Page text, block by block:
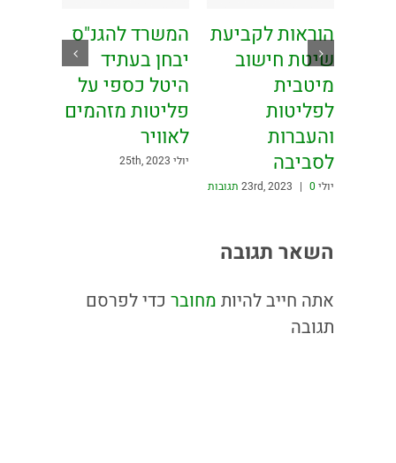
המשרד להגנ"ס
יבחן בעתיד
היטל כספי על
פליטות מזהמים
לאוויר
יולי 25th, 2023
הוראות לקביעת
שיטת חישוב
מיטבית
לפליטות
והעברות
לסביבה
יולי 23rd, 2023 | 0 תגובות
השאר תגובה
אתה חייב להיות מחובר כדי לפרסם
תגובה